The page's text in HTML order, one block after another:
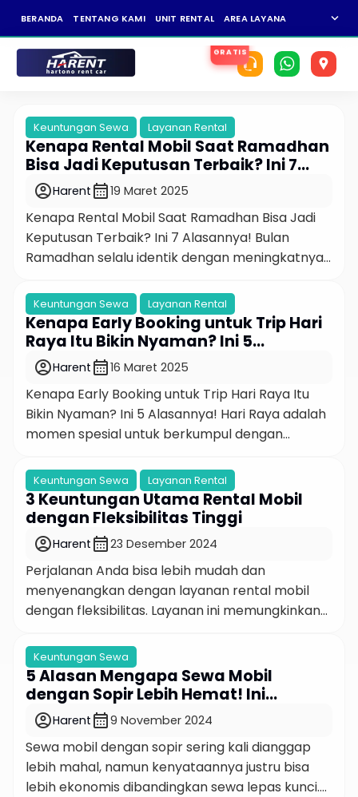
BERANDA TENTANG KAMI UNIT RENTAL AREA LAYANAN expand_more
Keuntungan Sewa Layanan Rental
Kenapa Rental Mobil Saat Ramadhan
Bisa Jadi Keputusan Terbaik? Ini 7
Alasannya!
account_circleHarent calendar_month19 Maret 2025
Kenapa Rental Mobil Saat Ramadhan Bisa Jadi
Keputusan Terbaik? Ini 7 Alasannya! Bulan
Ramadhan selalu identik dengan meningkatnya
menghadiri buka puasa bersama, hingga mudik
ke kampung halaman. Dengan begitu
banyaknya kegiatan, transportasi menjadi
faktor krusial yang perlu dipersiapkan. Nah, salah
satu solusi paling praktis adalah rental mobil
Keuntungan Sewa Layanan Rental
Kenapa Early Booking untuk Trip Hari
Raya Itu Bikin Nyaman? Ini 5
Alasannya!
account_circleHarent calendar_month16 Maret 2025
Kenapa Early Booking untuk Trip Hari Raya Itu
Bikin Nyaman? Ini 5 Alasannya! Hari Raya adalah
momen spesial untuk berkumpul dengan
kebahagiaan mudik atau liburan, ada satu
tantangan besar: perjalanan yang ribet dan
penuh risiko. Nah, di sinilah early booking untuk
trip Hari Raya bisa jadi penyelamat! Apa
Keuntungan Sewa Layanan Rental
3 Keuntungan Utama Rental Mobil
dengan Fleksibilitas Tinggi
account_circleHarent calendar_month23 Desember 2024
Perjalanan Anda bisa lebih mudah dan
menyenangkan dengan layanan rental mobil
dengan fleksibilitas. Layanan ini memungkinkan
tempat pengambilan kendaraan sesuai
kebutuhan mereka. Artikel ini akan mengupas
informasi penting seputar fleksibilitas dalam
layanan rental mobil serta bagaimana Anda
dapat memanfaatkannya secara maksimal. Apa
itu Rental Mobil dengan Fleksibilitas? Layanan
rental mobil
Keuntungan Sewa
5 Alasan Mengapa Sewa Mobil
dengan Sopir Lebih Hemat! Ini
Jawabannya
account_circleHarent calendar_month9 November 2024
Sewa mobil dengan sopir sering kali dianggap
lebih mahal, namun kenyataannya justru bisa
lebih ekonomis dibandingkan sewa lepas kunci.